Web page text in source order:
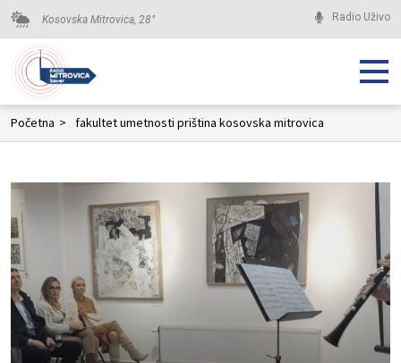
Kosovska Mitrovica, 28° Radio Uživo
Početna > fakultet umetnosti priština kosovska mitrovica